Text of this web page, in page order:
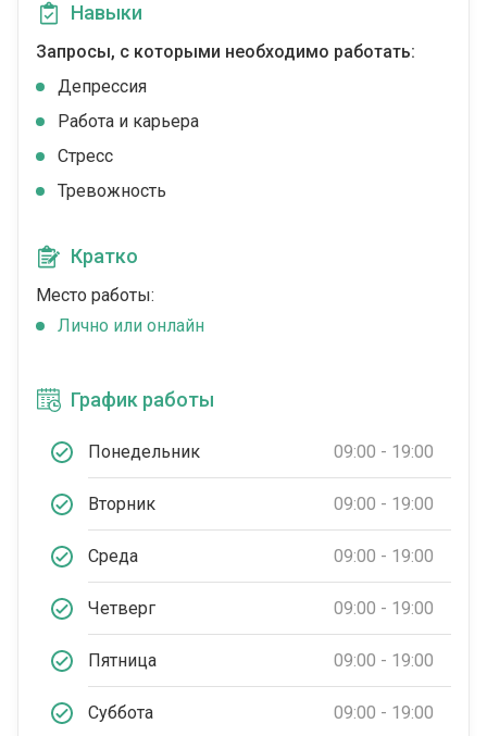
Навыки
Запросы, с которыми необходимо работать:
Депрессия
Работа и карьера
Стресс
Тревожность
Кратко
Место работы:
Лично или онлайн
График работы
Понедельник 09:00 - 19:00
Вторник 09:00 - 19:00
Среда 09:00 - 19:00
Четверг 09:00 - 19:00
Пятница 09:00 - 19:00
Суббота 09:00 - 19:00